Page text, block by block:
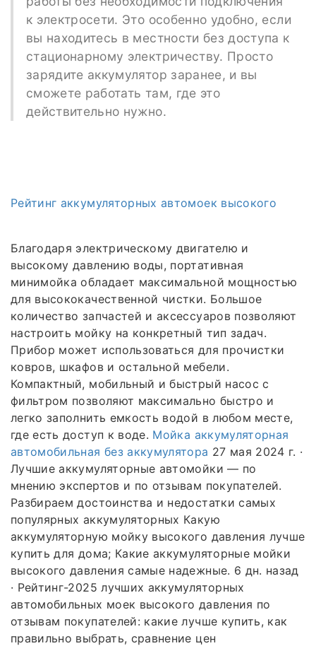
к электросети. Это особенно удобно, если
вы находитесь в местности без доступа к
стационарному электричеству. Просто
зарядите аккумулятор заранее, и вы
сможете работать там, где это
действительно нужно.
Рейтинг аккумуляторных автомоек высокого
Благодаря электрическому двигателю и
высокому давлению воды, портативная
минимойка обладает максимальной мощностью
для высококачественной чистки. Большое
количество запчастей и аксессуаров позволяют
настроить мойку на конкретный тип задач.
Прибор может использоваться для прочистки
ковров, шкафов и остальной мебели.
Компактный, мобильный и быстрый насос с
фильтром позволяют максимально быстро и
легко заполнить емкость водой в любом месте,
где есть доступ к воде. Мойка аккумуляторная
автомобильная без аккумулятора 27 мая 2024 г. ·
Лучшие аккумуляторные автомойки — по
мнению экспертов и по отзывам покупателей.
Разбираем достоинства и недостатки самых
популярных аккумуляторных Какую
аккумуляторную мойку высокого давления лучше
купить для дома; Какие аккумуляторные мойки
высокого давления самые надежные. 6 дн. назад
· Рейтинг-2025 лучших аккумуляторных
автомобильных моек высокого давления по
отзывам покупателей: какие лучше купить, как
правильно выбрать, сравнение цен